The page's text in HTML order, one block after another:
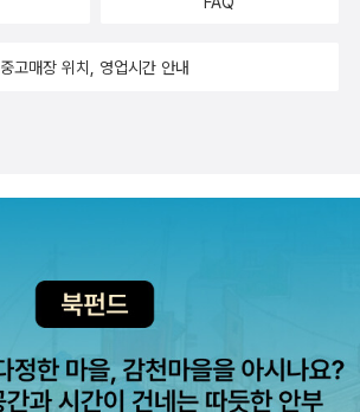
중고매장 위치, 영업시간 안내